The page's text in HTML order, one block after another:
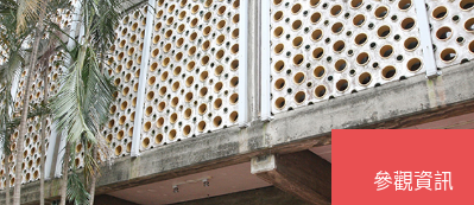
參觀資訊